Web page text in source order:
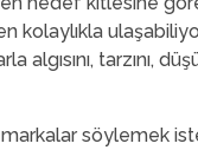
kolaylıkla
algısını, tarzını,
markalar söylemek